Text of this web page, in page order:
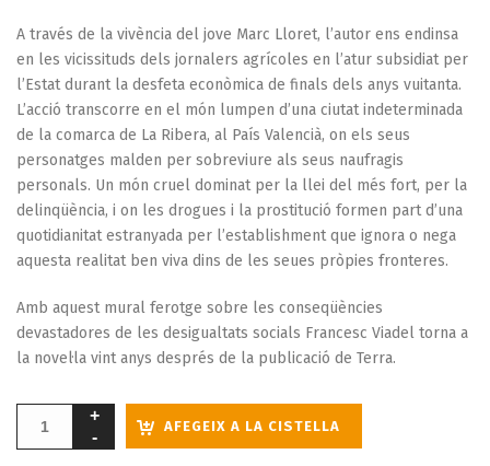
A través de la vivència del jove Marc Lloret, l’autor ens endinsa
en les vicissituds dels jornalers agrícoles en l’atur subsidiat per
l’Estat durant la desfeta econòmica de finals dels anys vuitanta.
L’acció transcorre en el món lumpen d’una ciutat indeterminada
de la comarca de La Ribera, al País Valencià, on els seus
personatges malden per sobreviure als seus naufragis
personals. Un món cruel dominat per la llei del més fort, per la
delinqüència, i on les drogues i la prostitució formen part d’una
quotidianitat estranyada per l’establishment que ignora o nega
aquesta realitat ben viva dins de les seues pròpies fronteres.
Amb aquest mural ferotge sobre les conseqüències
devastadores de les desigualtats socials Francesc Viadel torna a
la novel·la vint anys després de la publicació de Terra.
AFEGEIX A LA CISTELLA